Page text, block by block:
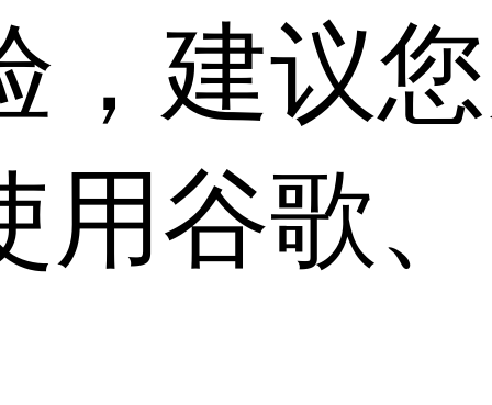
，建议
用谷歌